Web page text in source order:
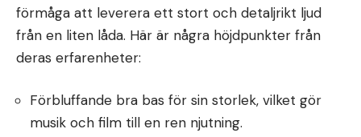
förmåga att leverera ett stort och detaljrikt ljud
från en liten låda. Här är några höjdpunkter från
deras erfarenheter:
Förbluffande bra bas för sin storlek, vilket gör
musik och film till en ren njutning.